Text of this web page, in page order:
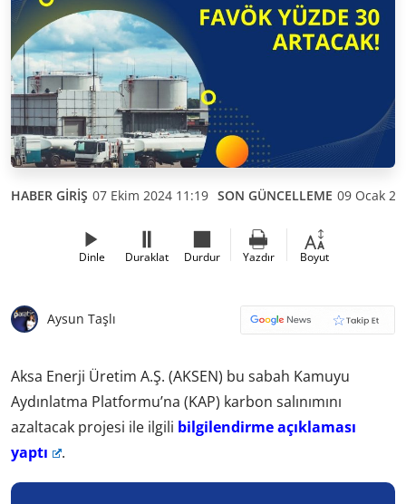
HABER GİRİŞ 07 Ekim 2024 11:19 SON GÜNCELLEME 09 Ocak
Dinle Duraklat Durdur Yazdır Boyut
Aysun Taşlı
Aksa Enerji Üretim A.Ş. (AKSEN) bu sabah Kamuyu
Aydınlatma Platformu’na (KAP) karbon salınımını
azaltacak projesi ile ilgili bilgilendirme açıklaması
yaptı
.